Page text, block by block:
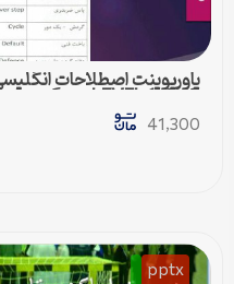
پاورپوینت اصطلاحات
LEVEL 1 , 2 , 3 مربیگری بین المللی FIVB
41,300
pptx